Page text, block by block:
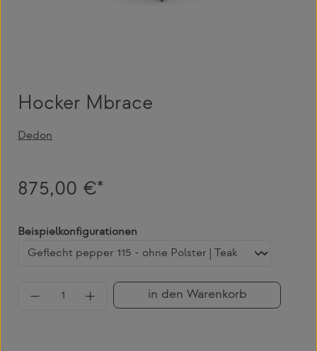
Hocker Mbrace
Dedon
875,00 €*
Beispielkonfigurationen
Produkt Anzahl: Gib den gewünschten
in den Warenkorb